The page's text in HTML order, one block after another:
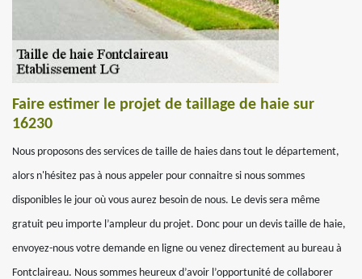
Faire estimer le projet de taillage de haie sur
16230
Nous proposons des services de taille de haies dans tout le département,
alors n'hésitez pas à nous appeler pour connaitre si nous sommes
disponibles le jour où vous aurez besoin de nous. Le devis sera même
gratuit peu importe l’ampleur du projet. Donc pour un devis taille de haie,
envoyez-nous votre demande en ligne ou venez directement au bureau à
Fontclaireau. Nous sommes heureux d’avoir l’opportunité de collaborer